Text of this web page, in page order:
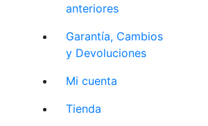
anteriores
Garantía, Cambios
y Devoluciones
Mi cuenta
Tienda